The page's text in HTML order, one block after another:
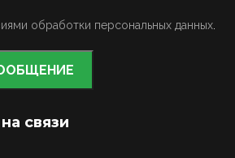
обработки персональных данных
связи